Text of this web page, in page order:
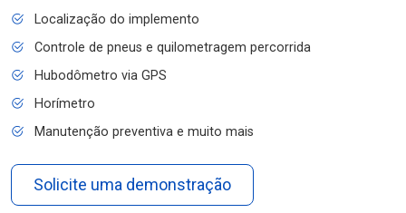
Localização do implemento
Controle de pneus e quilometragem percorrida
Hubodômetro via GPS
Horímetro
Manutenção preventiva e muito mais
Solicite uma demonstração